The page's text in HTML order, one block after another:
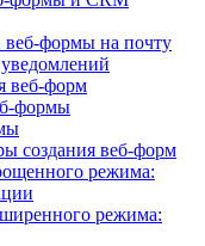
веб-формы на почту
веб-форм
формы
создания веб-форм
режима:
режима: